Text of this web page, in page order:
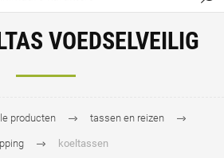
VOEDSELVEILIG
producten tassen en reizen
koeltassen